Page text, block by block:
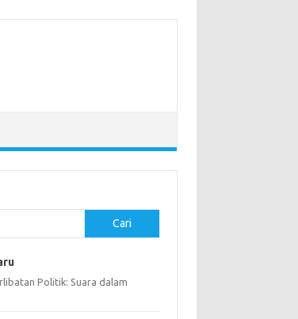
Cari
Politik: Suara dalam